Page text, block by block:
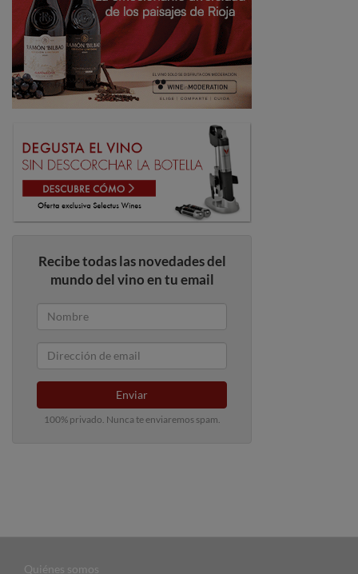
Recibe todas las novedades del
mundo del vino en tu email
Enviar
100% privado. Nunca te enviaremos spam.
Quiénes somos